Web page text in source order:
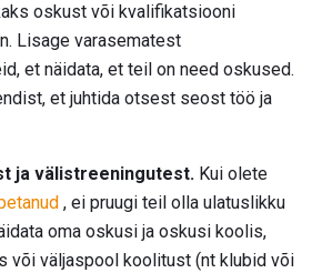
oskust või kvalifikatsiooni
Lisage varasematest
et näidata, et teil on need oskused.
et juhtida otsest seost töö ja
ja välistreeningutest. Kui olete
, ei pruugi teil olla ulatuslikku
oma oskusi ja oskusi koolis,
või väljaspool koolitust (nt klubid või